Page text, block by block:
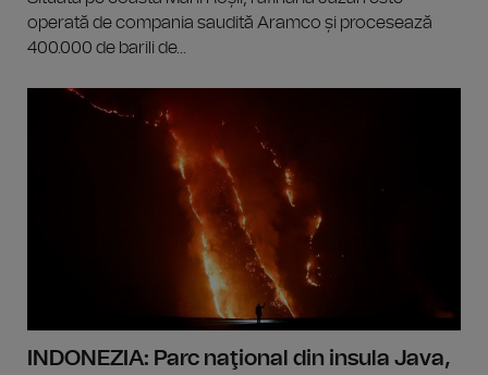
operată de compania saudită Aramco și procesează
400.000 de barili de...
INDONEZIA: Parc naţional din insula Java,